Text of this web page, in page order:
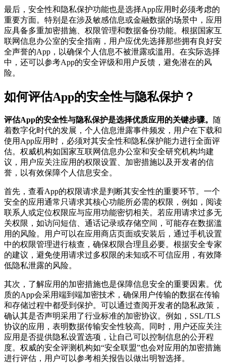
最后，安全性和隐私保护功能也是选择App应用时必须考虑的
重要方面。特别是在涉及敏感信息或金融数据的场景中，应用
应具备多重加密措施、权限管理和数据备份功能。根据国家互
联网信息办公室的安全指南，用户应优先选择那些拥有良好安
全声誉的App，以确保个人信息不被泄露或滥用。在实际选择
中，还可以参考App的安全评级和用户反馈，避免潜在的风
险。
如何评估App的安全性与隐私保护？
评估App的安全性与隐私保护是选择优质应用的关键步骤。
随
着数字化时代的发展，个人信息泄露事件频发，用户在下载和
使用App应用时，必须对其安全性和隐私保护能力进行全面评
估。权威机构如国家互联网信息办公室和安全研究机构均建
议，用户应关注应用的权限设置、加密措施以及开发者的信
誉，以有效保障个人信息安全。
首先，查看App的权限请求是判断其安全性的重要环节。一个
安全的应用通常只请求其核心功能所必需的权限，例如，阅读
联系人或定位权限应与应用功能密切相关。若应用请求过多无
关权限，如访问短信、通话记录或存储空间，可能存在数据滥
用的风险。用户可以在应用商店页面或安装后，通过手机设置
中的权限管理进行核查，确保权限合理且必要。根据安全专家
的建议，避免使用请求过多权限的未知或不可信应用，有效降
低隐私泄露的风险。
其次，了解应用的加密措施也是保障信息安全的重要因素。优
质的App会采用端到端加密技术，确保用户传输的数据在传输
和存储过程中都受到保护。可以通过查阅开发者的隐私政策，
确认其是否声明采用了行业标准的加密协议。例如，SSL/TLS
协议的应用，表明数据传输安全性较高。同时，用户还应关注
应用是否提供隐私设置选项，让自己可以控制信息的公开程
度。权威的安全评测机构如“安全联盟”也会对应用的加密措施
进行评估，用户可以参考相关报告以做出明智选择。